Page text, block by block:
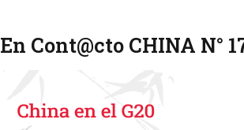
En Cont@cto CHINA N°